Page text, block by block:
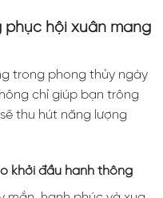
hội xuân mang
trong phong thủy ngày
chỉ giúp bạn trông
thu hút năng lượng
khởi đầu hanh thông